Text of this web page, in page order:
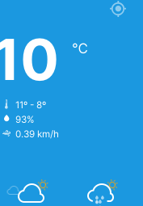
℃
11º - 8º
93%
0.39 km/h